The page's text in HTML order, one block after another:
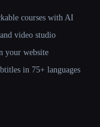
courses with AI
video studio
your website
in 75+ languages